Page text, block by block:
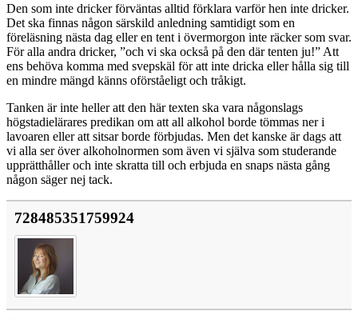
Den som inte dricker förväntas alltid förklara varför hen inte dricker.
Det ska finnas någon särskild anledning samtidigt som en
föreläsning nästa dag eller en tent i övermorgon inte räcker som svar.
För alla andra dricker, ”och vi ska också på den där tenten ju!” Att
ens behöva komma med svepskäl för att inte dricka eller hålla sig till
en mindre mängd känns oförståeligt och tråkigt.
Tanken är inte heller att den här texten ska vara någonslags
högstadielärares predikan om att all alkohol borde tömmas ner i
lavoaren eller att sitsar borde förbjudas. Men det kanske är dags att
vi alla ser över alkoholnormen som även vi själva som studerande
upprätthåller och inte skratta till och erbjuda en snaps nästa gång
någon säger nej tack.
728485351759924